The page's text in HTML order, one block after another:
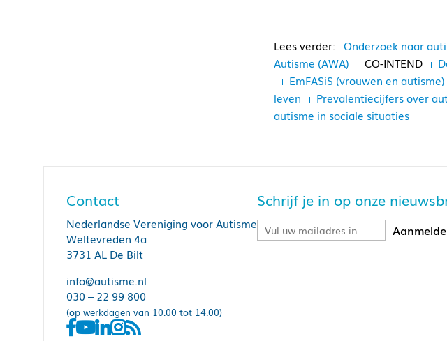
Onderzoek naar
Autisme (AWA)
CO-INTEND
EmFASiS (vrouwen en autisme)
leven
Prevalentiecijfers over
autisme in sociale situaties
Contact
Nederlandse Vereniging voor Autisme
Weltevreden 4a
3731 AL De Bilt
info@autisme.nl
030 – 22 99 800
(op werkdagen van 10.00 tot 14.00)
Schrijf je in op onze